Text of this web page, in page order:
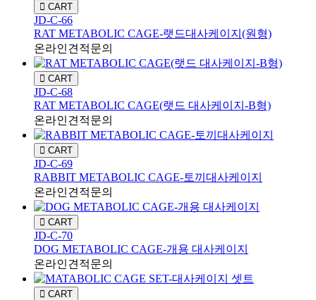
CART
JD-C-66
RAT METABOLIC CAGE-랫드대사케이지(원형)
온라인견적문의
CART
JD-C-68
RAT METABOLIC CAGE(랫드 대사케이지-B형)
온라인견적문의
CART
JD-C-69
RABBIT METABOLIC CAGE-토끼대사케이지
온라인견적문의
CART
JD-C-70
DOG METABOLIC CAGE-개용 대사케이지
온라인견적문의
CART